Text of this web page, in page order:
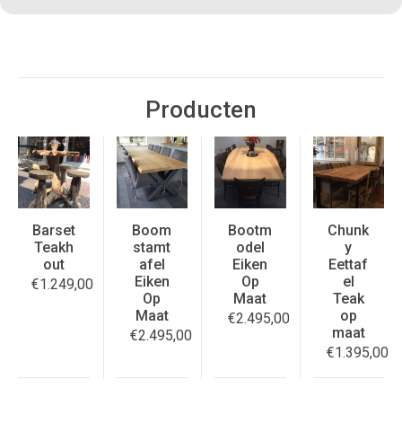
Producten
Barset
Teakh
out
€1.249,00
Boom
stamt
afel
Eiken
Op
Maat
€2.495,00
Bootm
odel
Eiken
Op
Maat
€2.495,00
Chunk
y
Eettaf
el
Teak
op
maat
€1.395,00